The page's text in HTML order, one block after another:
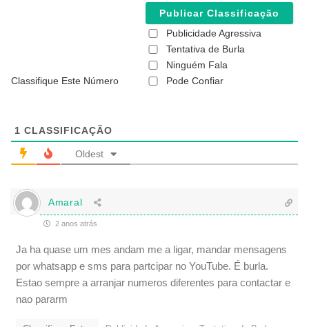
a
ó
)
Classifique Este Número
Publicidade Agressiva
Tentativa de Burla
Ninguém Fala
Pode Confiar
1 CLASSIFICAÇÃO
Oldest
Amaral
2 anos atrás
Ja ha quase um mes andam me a ligar, mandar mensagens
por whatsapp e sms para partcipar no YouTube. É burla.
Estao sempre a arranjar numeros diferentes para contactar e
nao pararm